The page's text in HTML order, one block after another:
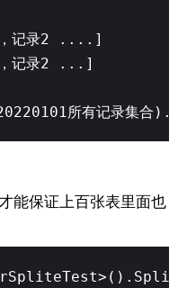
，记录2 ....]
记录2 ...]
所有记录集合
能保证上百张表里面也